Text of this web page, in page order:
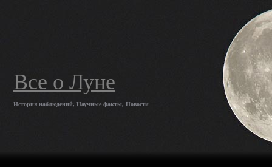
Все о Луне
История наблюдений, Научные факты, Новости